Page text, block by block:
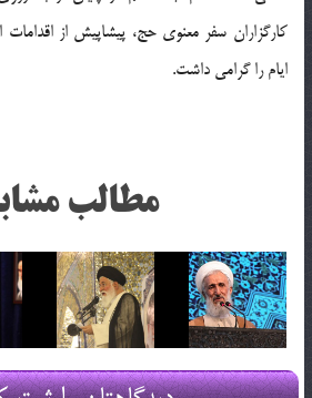
کارگزاران سفر معنوی حج، پیشاپیش از
ایام را گرامی داشت.
مطالب